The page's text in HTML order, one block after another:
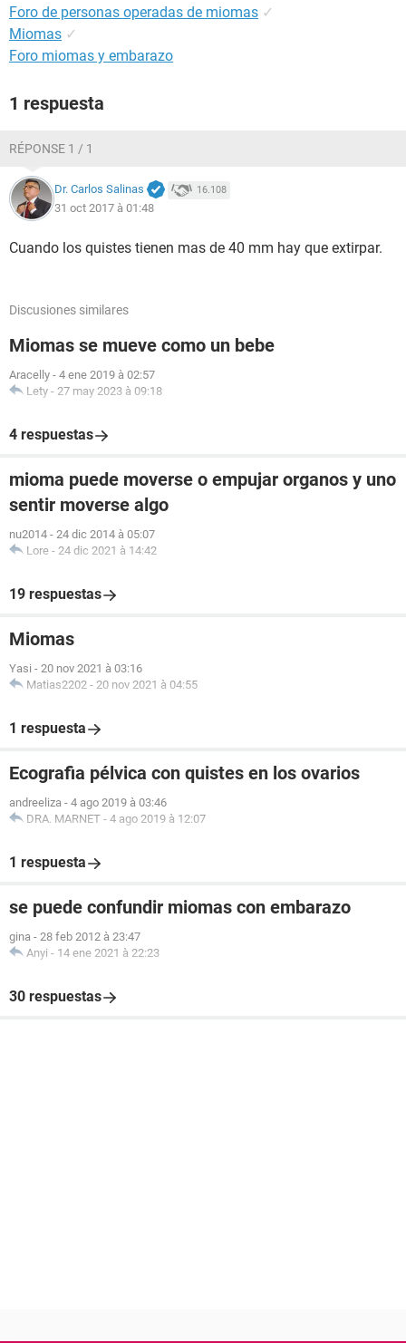
Foro de personas operadas de miomas ✓
Miomas ✓
Foro miomas y embarazo
1 respuesta
RÉPONSE 1 / 1
Dr. Carlos Salinas 16.108
31 oct 2017 à 01:48
Cuando los quistes tienen mas de 40 mm hay que extirpar.
Discusiones similares
Miomas se mueve como un bebe
Aracelly - 4 ene 2019 à 02:57
Lety - 27 may 2023 à 09:18
4 respuestas
mioma puede moverse o empujar organos y uno
sentir moverse algo
nu2014 - 24 dic 2014 à 05:07
Lore - 24 dic 2021 à 14:42
19 respuestas
Miomas
Yasi - 20 nov 2021 à 03:16
Matias2202 - 20 nov 2021 à 04:55
1 respuesta
Ecografia pélvica con quistes en los ovarios
andreeliza - 4 ago 2019 à 03:46
DRA. MARNET - 4 ago 2019 à 12:07
1 respuesta
se puede confundir miomas con embarazo
gina - 28 feb 2012 à 23:47
Anyi - 14 ene 2021 à 22:23
30 respuestas